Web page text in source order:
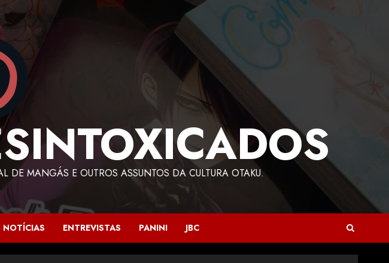
MANGÁS E OUTROS ASSUNTOS DA CULTURA OTAKU.
NOTÍCIAS ENTREVISTAS PANINI JBC